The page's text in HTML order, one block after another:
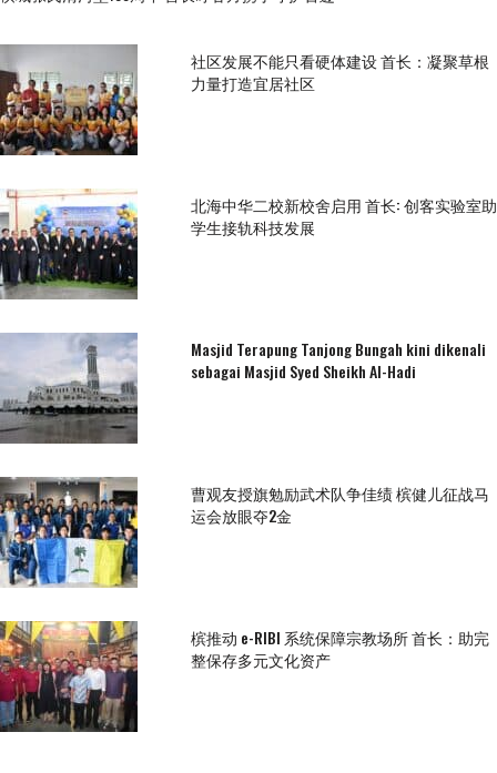
社区发展不能只看硬体建设 首长：凝聚草根
力量打造宜居社区
北海中华二校新校舍启用 首长: 创客实验室助
学生接轨科技发展
Masjid Terapung Tanjong Bungah kini dikenali
sebagai Masjid Syed Sheikh Al-Hadi
曹观友授旗勉励武术队争佳绩 槟健儿征战马
运会放眼夺2金
槟推动 e-RIBI 系统保障宗教场所 首长：助完
整保存多元文化资产